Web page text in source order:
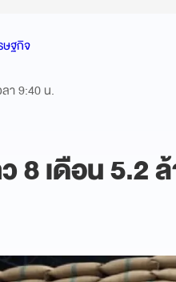
ษฐกิจ
า 9:40 น.
8 เดือน 5.2